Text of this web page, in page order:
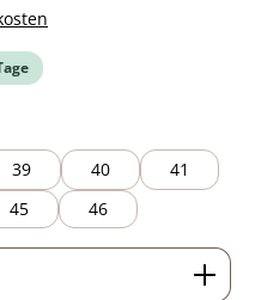
39 40
41
45 46
Wert ein